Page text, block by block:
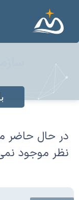
در حال حاضر
نظر موجود